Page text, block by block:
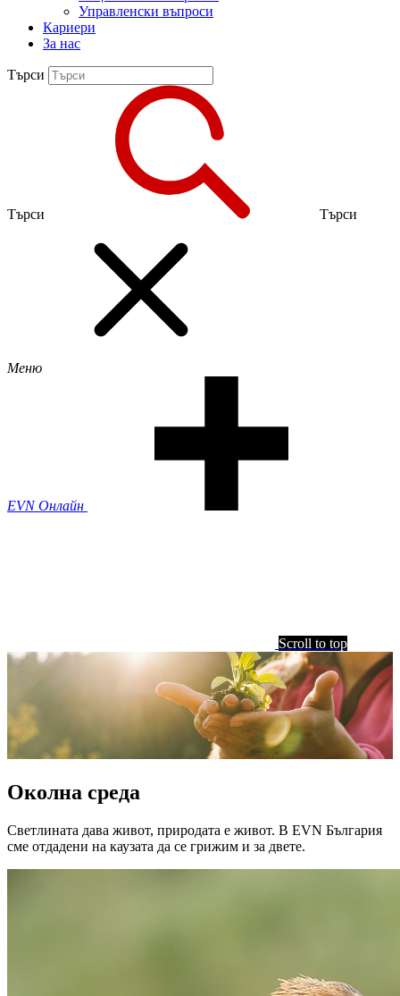
Управленски въпроси
Кариери
За нас
Търси
Търси Търси
Меню
EVN Онлайн
Scroll to top
Околна среда
Светлината дава живот, природата е живот. В EVN България
сме отдадени на каузата да се грижим и за двете.